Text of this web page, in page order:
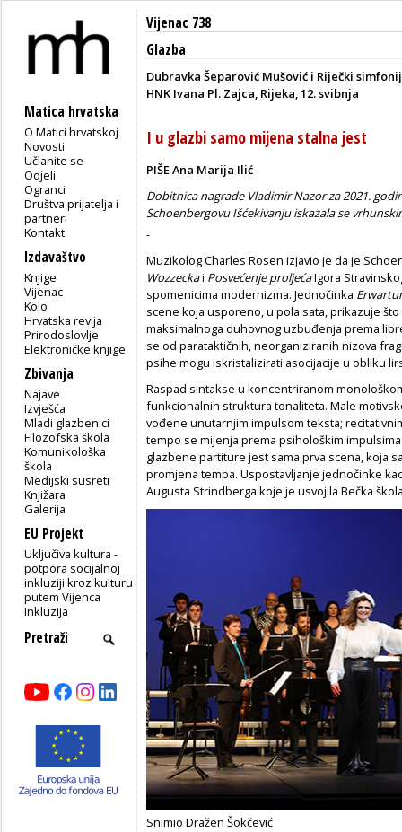
Matica hrvatska
O Matici hrvatskoj
Novosti
Učlanite se
Odjeli
Ogranci
Društva prijatelja i
partneri
Kontakt
Izdavaštvo
Knjige
Vijenac
Kolo
Hrvatska revija
Prirodoslovlje
Elektroničke knjige
Zbivanja
Najave
Izvješća
Mladi glazbenici
Filozofska škola
Komunikološka
škola
Medijski susreti
Knjižara
Galerija
EU Projekt
Uključiva kultura -
potpora socijalnoj
inkluziji kroz kulturu
putem Vijenca
Inkluzija
Vijenac 738
Glazba
Dubravka Šeparović Mušović i Riječki
HNK Ivana Pl. Zajca, Rijeka, 12. svibnja
I u glazbi samo mijena stalna jest
PIŠE Ana Marija Ilić
Dobitnica nagrade Vladimir Nazor za 2021.
Schoenbergovu Išćekivanju iskazala se
-
Muzikolog Charles Rosen izjavio je da je
Wozzeckai Posvećenje proljećaIgora
spomenicima modernizma. Jednočinka
scene koja usporeno, u pola sata, prikazuje
maksimalnoga duhovnog uzbuđenja prema
se od parataktičnih, neorganiziranih nizova
psihe mogu iskristalizirati asocijacije u obliku
Raspad sintakse u koncentriranom
funkcionalnih struktura tonaliteta. Male
vođene unutarnjim impulsom teksta;
tempo se mijenja prema psihološkim
glazbene partiture jest sama prva scena, koja
promjena tempa. Uspostavljanje jednočinke
Augusta Strindberga koje je usvojila Bečka
Snimio Dražen Šokčević